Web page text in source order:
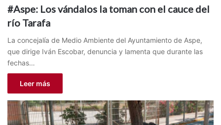
#Aspe: Los vándalos la toman con el cauce del
río Tarafa
La concejalía de Medio Ambiente del Ayuntamiento de Aspe,
que dirige Iván Escobar, denuncia y lamenta que durante las
fechas…
Leer más